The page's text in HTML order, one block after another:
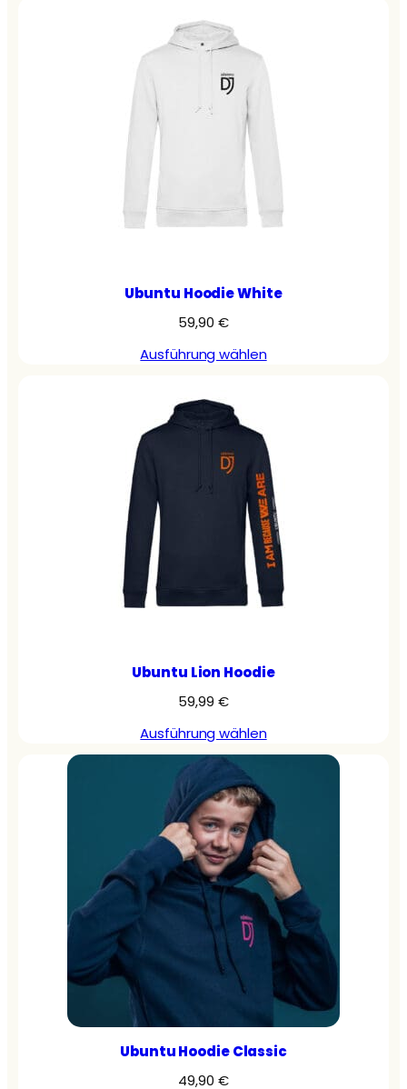
Ubuntu Hoodie White
59,90 €
Ausführung wählen
Ubuntu Lion Hoodie
59,99 €
Ausführung wählen
Ubuntu Hoodie Classic
49,90 €